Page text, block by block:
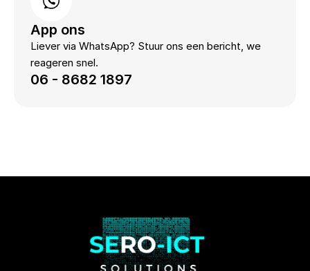
App ons
Liever via WhatsApp? Stuur ons een bericht, we
reageren snel.
06 - 8682 1897